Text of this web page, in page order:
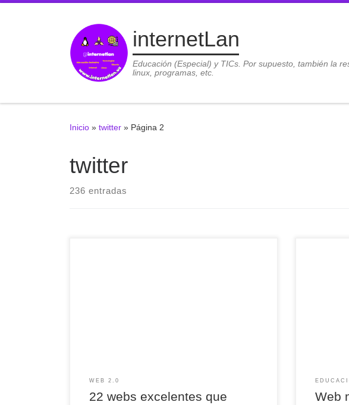
internetLan
Educación (Especial) y TICs. Por supuesto, también la
linux, programas, etc.
Inicio » twitter » Página 2
twitter
236 entradas
WEB 2.0
22 webs excelentes que
Web